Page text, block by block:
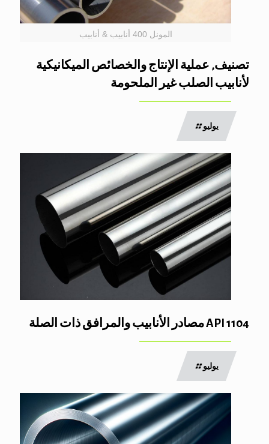
المونل 400 أنابيب & أنابيب
تصنيف, عملية الإنتاج والخصائص الميكانيكية
لأنابيب الصلب غير الملحومة
يوليو
API 1104 مصادر الأنابيب والمرافق ذات الصلة
يوليو